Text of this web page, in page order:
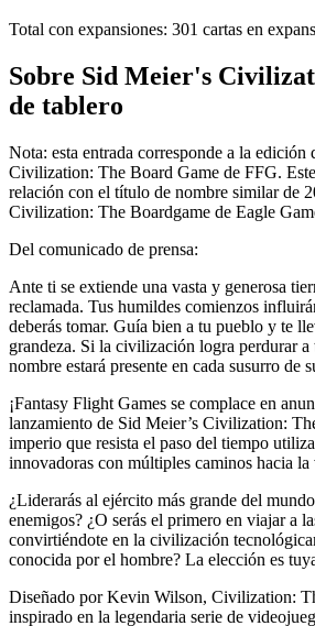
Total con expansiones: 301 cartas en
Sobre Sid Meier's
de tablero
Nota: esta entrada corresponde a la edición
Civilization: The Board Game de FFG.
relación con el título de nombre similar de
Civilization: The Boardgame de Eagle
Del comunicado de prensa:
Ante ti se extiende una vasta y generosa
reclamada. Tus humildes comienzos
deberás tomar. Guía bien a tu pueblo y te
grandeza. Si la civilización logra perdurar a
nombre estará presente en cada susurro de
¡Fantasy Flight Games se complace en
lanzamiento de Sid Meier’s Civilization:
imperio que resista el paso del tiempo
innovadoras con múltiples caminos hacia la
¿Liderarás al ejército más grande del
enemigos? ¿O serás el primero en viajar a
convirtiéndote en la civilización
conocida por el hombre? La elección es
Diseñado por Kevin Wilson, Civilization:
inspirado en la legendaria serie de